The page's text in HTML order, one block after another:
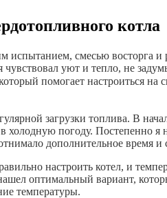
котла
смесью восторга
уют и тепло, не
помогает настроиться
загрузки топлива. В
погоду. Постепенно я
дополнительное время и
настроить котел, и
оптимальный вариант,
температуры.